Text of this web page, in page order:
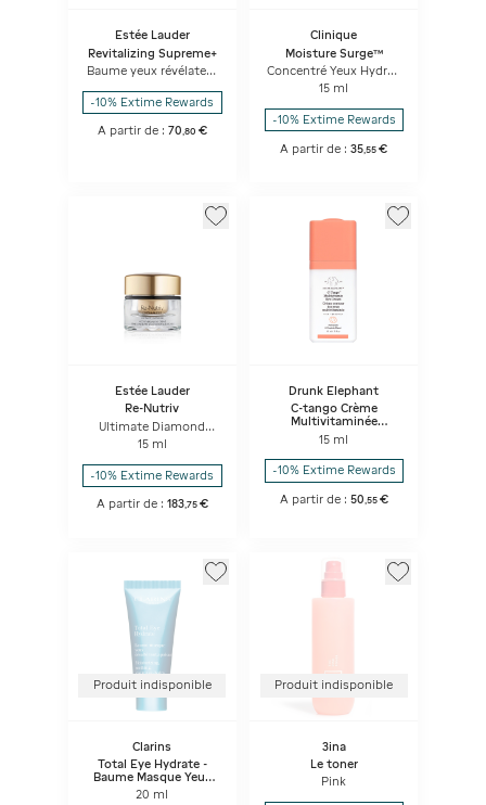
Estée Lauder
Revitalizing Supreme+
Baume yeux révélateur
-10% Extime Rewards
A partir de : 70,80 €
Clinique
Moisture Surge™
Concentré Yeux Hydro-
Réimprégnant 96h -
Soin des Yeux
15 ml
-10% Extime Rewards
A partir de :35 ,55 €
Estée Lauder
Re-Nutriv
Ultimate Diamond
Crème Transformation
Éclat
15 ml
-10% Extime Rewards
A partir de : 183,75 €
Drunk Elephant
C-tango Crème
Multivitaminée
Contour Des Yeux
15 ml
-10% Extime Rewards
A partir de : 50,55 €
Produit indisponible
Clarins
Total Eye Hydrate -
Baume Masque Yeux
Désaltérant
20 ml
Produit indisponible
3ina
Le toner
Pink